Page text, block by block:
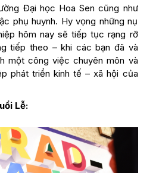
Đại học Hoa Sen cũng như
phụ huynh. Hy vọng những nụ
hôm nay sẽ tiếp tục rạng rỡ
tiếp theo – khi các bạn đã và
một công việc chuyên môn và
phát triển kinh tế – xã hội của
Lễ: